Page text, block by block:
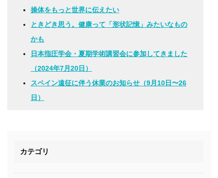
操体をもっと世界に伝えたい
ときどき思う。健康って「形状記憶」みたいなもの
かも
日本指圧学会・夏期学術講習会に参加してきました
（2024年7月20日）
スペイン遠征に伴う休業のお知らせ（9月10日〜26
日）
カテゴリ